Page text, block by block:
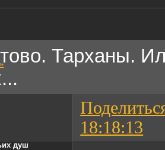
Тарханы.
»
18:18:13
душ